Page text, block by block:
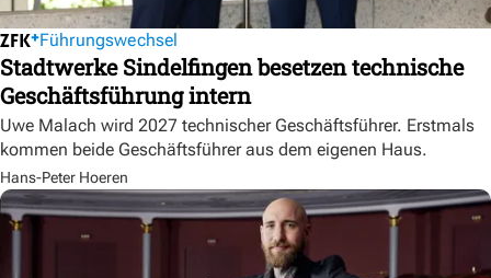
Führungswechsel
Stadtwerke Sindelfingen besetzen technische
Geschäftsführung intern
Uwe Malach wird 2027 technischer Geschäftsführer. Erstmals
kommen beide Geschäftsführer aus dem eigenen Haus.
Hans-Peter Hoeren